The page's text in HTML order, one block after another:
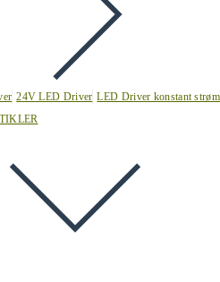
24V LED Driver LED Driver konstant strøm